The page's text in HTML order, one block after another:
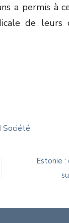
a permis à
de leurs
Société
Estonie